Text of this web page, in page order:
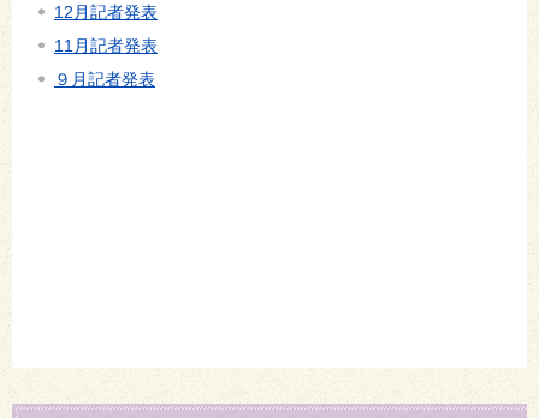
12月記者発表
11月記者発表
９月記者発表